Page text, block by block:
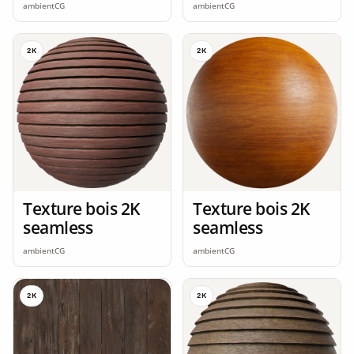
ambientCG ambientCG
2K
Texture bois 2K
seamless
ambientCG
2K
Texture bois 2K
seamless
ambientCG
2K 2K